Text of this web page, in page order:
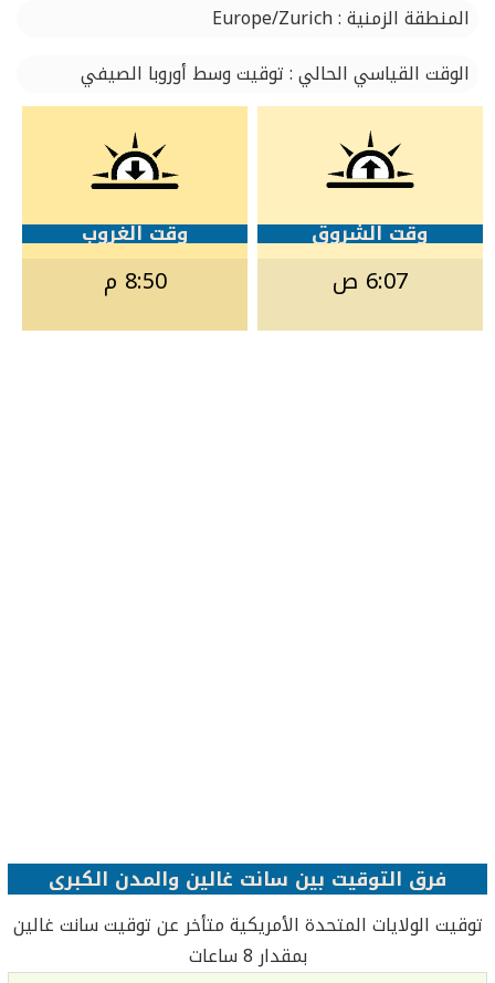
المنطقة الزمنية : Europe/Zurich
الوقت القياسي الحالي : توقيت وسط أوروبا الصيفي
وقت الشروق
6:07 ص
وقت الغروب
8:50 م
فرق التوقيت بين سانت غالين والمدن الكبرى
توقيت الولايات المتحدة الأمريكية متأخر عن توقيت سانت غالين
بمقدار 8 ساعات